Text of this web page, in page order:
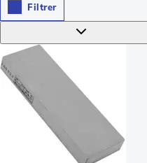
Filtrer